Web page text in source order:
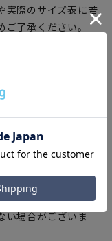
実際のサイズ表に若
了承ください。
ズ)を記載している
影時の室内外の光
ております関係
品が発生し、ご注文
承ください。
注文のタイミングに
い場合がございま